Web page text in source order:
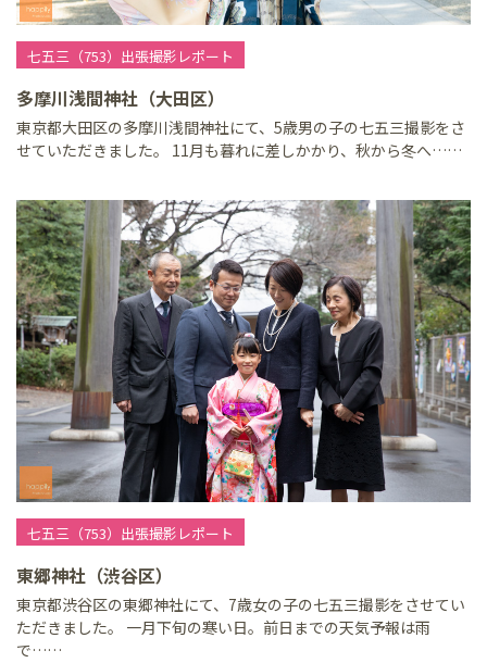
七五三（753）出張撮影レポート
多摩川浅間神社（大田区）
東京都大田区の多摩川浅間神社にて、5歳男の子の七五三撮影をさ
せていただきました。 11月も暮れに差しかかり、秋から冬へ……
七五三（753）出張撮影レポート
東郷神社（渋谷区）
東京都渋谷区の東郷神社にて、7歳女の子の七五三撮影をさせてい
ただきました。 一月下旬の寒い日。前日までの天気予報は雨
で……